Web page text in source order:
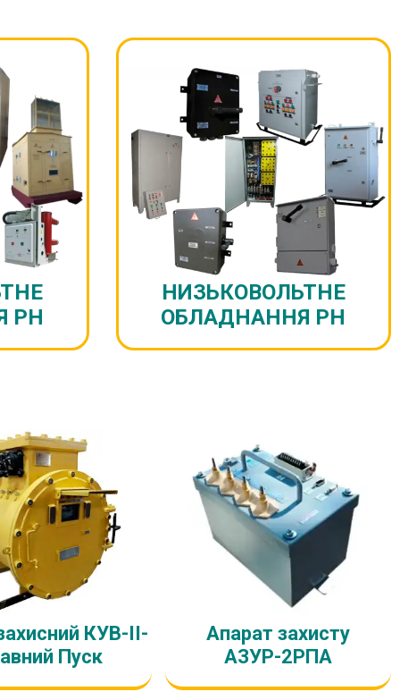
РН
НИЗЬКОВОЛЬТНЕ
ОБЛАДНАННЯ РН
КУВ-II-
Пуск
Апарат захисту
АЗУР-2РПА